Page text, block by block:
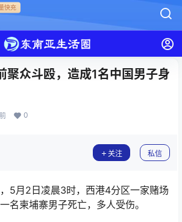
快充
聚众斗殴，造成1名中国男子身
0
关注 私信
5月2日凌晨3时，西港4分区一家赌场
名柬埔寨男子死亡，多人受伤。